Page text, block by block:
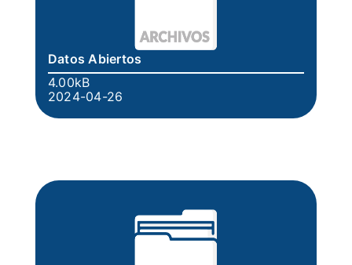
Datos Abiertos
4.00kB
2024-04-26